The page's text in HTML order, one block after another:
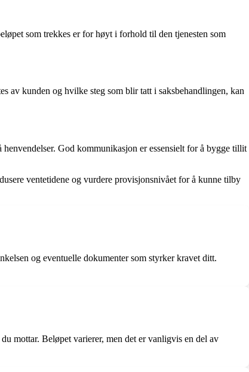
som trekkes er for høyt i forhold til den tjenesten som
av kunden og hvilke steg som blir tatt i saksbehandlingen, kan
God kommunikasjon er essensielt for å bygge tillit
ventetidene og vurdere provisjonsnivået for å kunne tilby
og eventuelle dokumenter som styrker kravet ditt.
mottar. Beløpet varierer, men det er vanligvis en del av